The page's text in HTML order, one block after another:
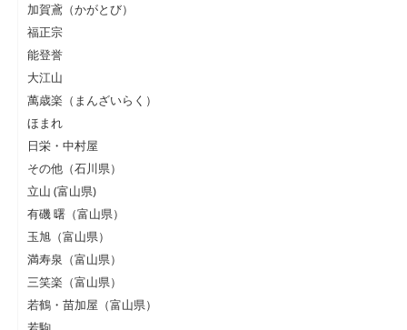
加賀鳶（かがとび）
福正宗
能登誉
大江山
萬歳楽（まんざいらく）
ほまれ
日栄・中村屋
その他（石川県）
立山 (富山県)
有磯 曙（富山県）
玉旭（富山県）
満寿泉（富山県）
三笑楽（富山県）
若鶴・苗加屋（富山県）